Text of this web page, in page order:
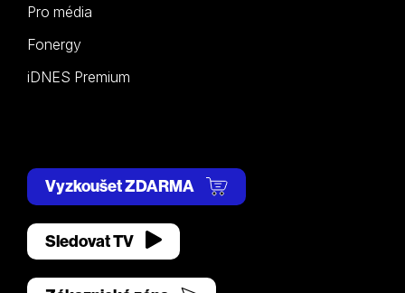
Pro média
Fonergy
iDNES Premium
Vyzkoušet ZDARMA
Sledovat TV